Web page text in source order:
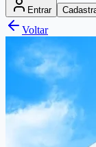
Entrar
Voltar